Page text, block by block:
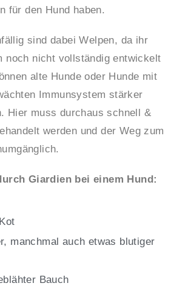
für den Hund haben.
sind dabei Welpen, da ihr
noch nicht vollständig entwickelt
alte Hunde oder Hunde mit
Immunsystem stärker
Hier muss durchaus schnell &
werden und der Weg zum
Giardien bei einem Hund:
manchmal auch etwas blutiger
Bauch